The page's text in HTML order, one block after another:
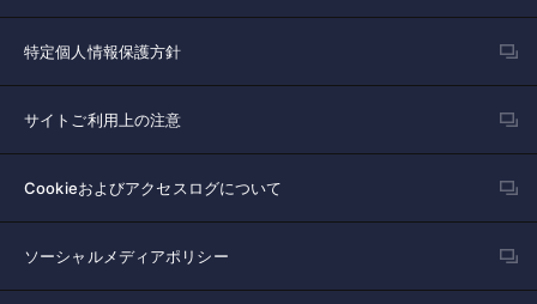
特定個人情報保護方針
サイトご利用上の注意
Cookieおよびアクセスログについて
ソーシャルメディアポリシー